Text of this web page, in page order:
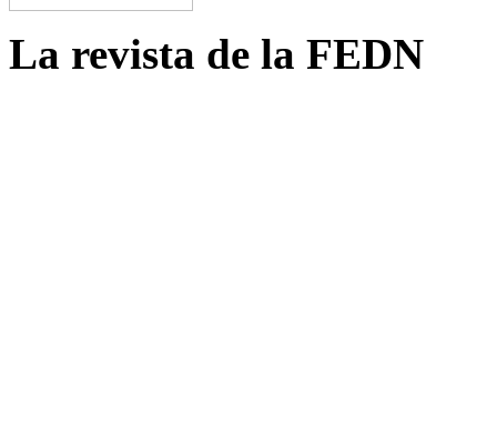
La revista de la FEDN